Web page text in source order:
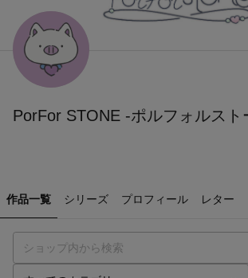
PorFor STONE -ポルフォルスト
作品一覧 シリーズ プロフィール レター